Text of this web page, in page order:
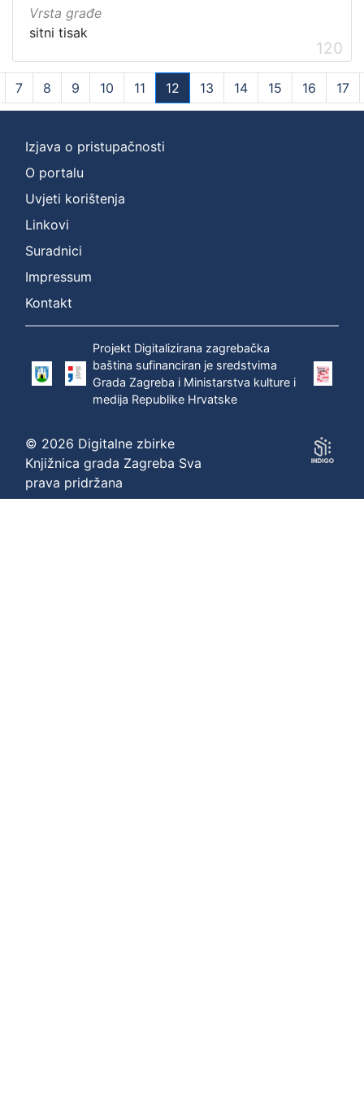
Vrsta građe
sitni tisak
120
7 8 9 10 11
12
(current)
13 14 15 16 17
Izjava o pristupačnosti
O portalu
Uvjeti korištenja
Linkovi
Suradnici
Impressum
Kontakt
Projekt Digitalizirana zagrebačka
baština sufinanciran je sredstvima
Grada Zagreba i Ministarstva kulture i
medija Republike Hrvatske
© 2026 Digitalne zbirke
Knjižnica grada Zagreba Sva
prava pridržana